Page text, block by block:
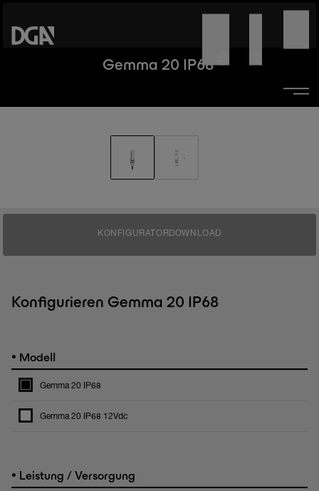
Gemma 20 IP68
KONFIGURATORDOWNLOAD
Konfigurieren Gemma 20 IP68
• Modell
Gemma 20 IP68
Gemma 20 IP68 12Vdc
• Leistung / Versorgung